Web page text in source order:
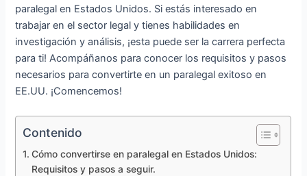
paralegal en Estados Unidos. Si estás interesado en
trabajar en el sector legal y tienes habilidades en
investigación y análisis, ¡esta puede ser la carrera perfecta
para ti! Acompáñanos para conocer los requisitos y pasos
necesarios para convertirte en un paralegal exitoso en
EE.UU. ¡Comencemos!
Contenido
Cómo convertirse en paralegal en Estados Unidos:
Requisitos y pasos a seguir.